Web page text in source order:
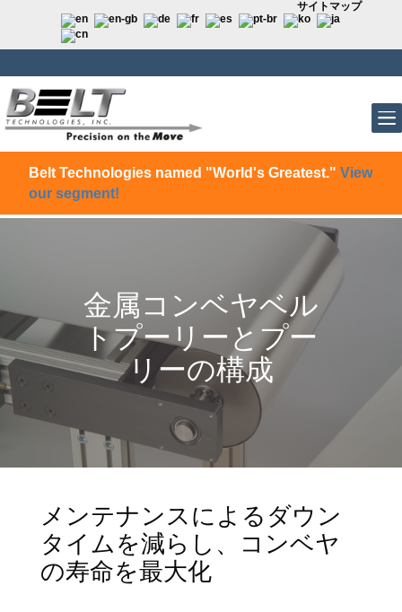
サイトマップ
Belt Technologies named "World's Greatest." View
our segment!
金属コンベヤベル
トプーリーとプー
リーの構成
メンテナンスによるダウン
タイムを減らし、コンベヤ
の寿命を最大化